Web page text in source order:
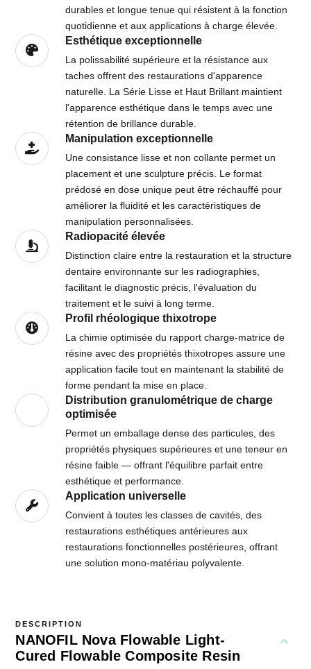
durables et longue tenue qui résistent à la fonction
quotidienne et aux applications à charge élevée.
Esthétique exceptionnelle
La polissabilité supérieure et la résistance aux
taches offrent des restaurations d'apparence
naturelle. La Série Lisse et Haut Brillant maintient
l'apparence esthétique dans le temps avec une
rétention de brillance durable.
Manipulation exceptionnelle
Une consistance lisse et non collante permet un
placement et une sculpture précis. Le format
prédosé en dose unique peut être réchauffé pour
améliorer la fluidité et les caractéristiques de
manipulation personnalisées.
Radiopacité élevée
Distinction claire entre la restauration et la structure
dentaire environnante sur les radiographies,
facilitant le diagnostic précis, l'évaluation du
traitement et le suivi à long terme.
Profil rhéologique thixotrope
La chimie optimisée du rapport charge-matrice de
résine avec des propriétés thixotropes assure une
application facile tout en maintenant la stabilité de
forme pendant la mise en place.
Distribution granulométrique de charge
optimisée
Permet un emballage dense des particules, des
propriétés physiques supérieures et une teneur en
résine faible — offrant l'équilibre parfait entre
esthétique et performance.
Application universelle
Convient à toutes les classes de cavités, des
restaurations esthétiques antérieures aux
restaurations fonctionnelles postérieures, offrant
une solution mono-matériau polyvalente.
DESCRIPTION
NANOFIL Nova Flowable Light-
Cured Flowable Composite Resin